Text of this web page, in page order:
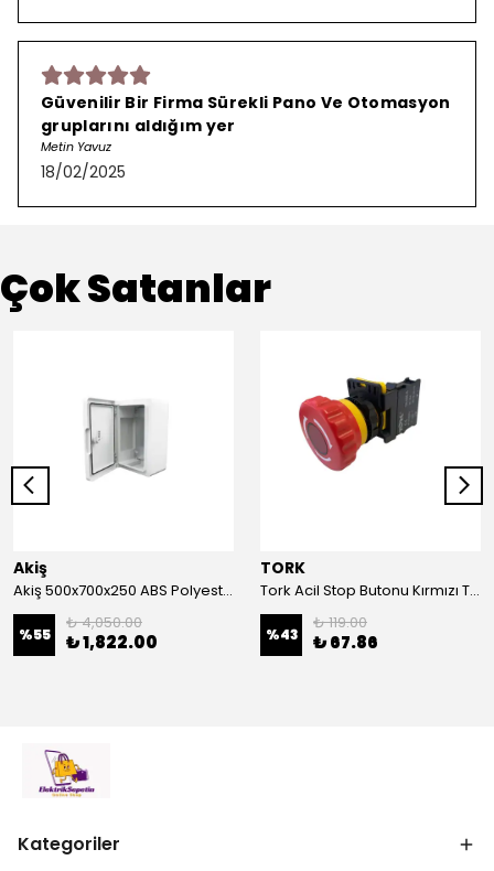
Güvenilir Bir Firma Sürekli Pano Ve Otomasyon
gruplarını aldığım yer
Metin Yavuz
18/02/2025
Çok Satanlar
Akiş
Akiş 500x700x250 ABS Polyester Pano | Duvar Pano | Plastik Elektrik Panosu
%55
₺ 4,050.00
₺ 1,822.00
TORK
Tork Acil Stop Butonu Kırmızı TRK-A3-01ZS Acil Durum Butonu | Kırmızı Mantar Tipi NC1
%43
₺ 119.00
₺ 67.86
Kategoriler